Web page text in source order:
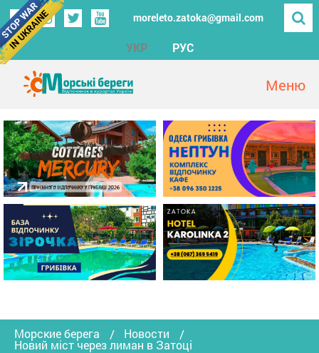
moreleto.zatoka@gmail.com
УКР РУС
Морские берега Новости
Новий міст через лиман в Затоці